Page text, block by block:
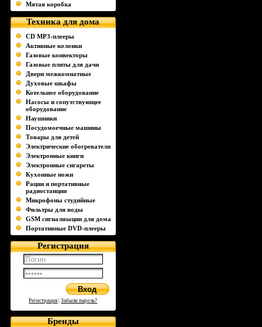
Мятая коробка
Техника для дома
CD MP3-плееры
Активные колонки
Газовые конвекторы
Газовые плиты для дачи
Двери межкомнатные
Духовые шкафы
Котельное оборудование
Насосы и сопутствующее
оборудование
Наушники
Посудомоечные машины
Товары для детей
Электрические обогреватели
Электронные книги
Электронные сигареты
Кухонные ножи
Рации и портативные
радиостанции
Микрофоны студийные
Фильтры для воды
GSM сигнализации для дома
Портативные DVD-плееры
Регистрация
Регистрация |Забыли пароль?
Бренды